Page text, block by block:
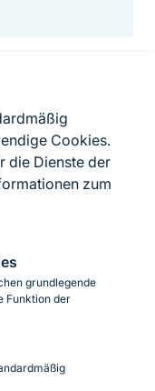
Cookies.
die Dienste der
zum
grundlegende
Funktion der